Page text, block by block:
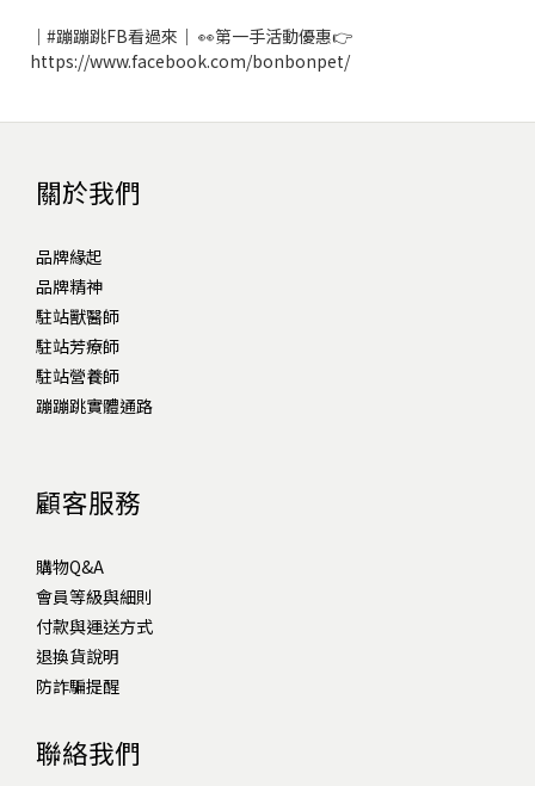
｜#蹦蹦跳FB看過來｜ 👀第一手活動優惠👉
https://www.facebook.com/bonbonpet/
關於我們
品牌緣起
品牌精神
駐站獸醫師
駐站芳療師
駐站營養師
蹦蹦跳實體通路
顧客服務
購物Q&A
會員等級與細則
付款與運送方式
退換貨說明
防詐騙提醒
聯絡我們